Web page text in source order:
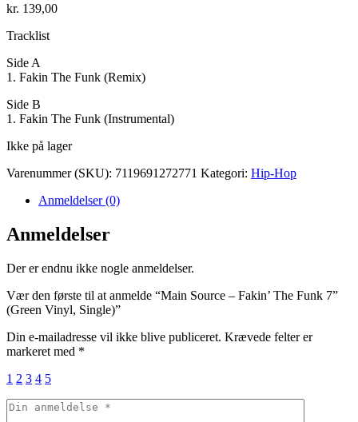
kr. 139,00
Tracklist
Side A
1. Fakin The Funk (Remix)
Side B
1. Fakin The Funk (Instrumental)
Ikke på lager
Varenummer (SKU): 7119691272771 Kategori: Hip-Hop
Anmeldelser (0)
Anmeldelser
Der er endnu ikke nogle anmeldelser.
Vær den første til at anmelde “Main Source – Fakin’ The Funk 7”
(Green Vinyl, Single)”
Din e-mailadresse vil ikke blive publiceret. Krævede felter er
markeret med *
1 2 3 4 5